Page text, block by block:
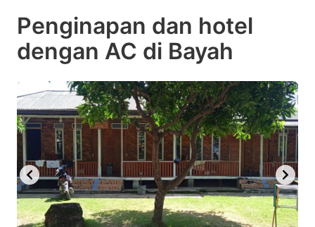
Penginapan dan hotel
dengan AC di Bayah